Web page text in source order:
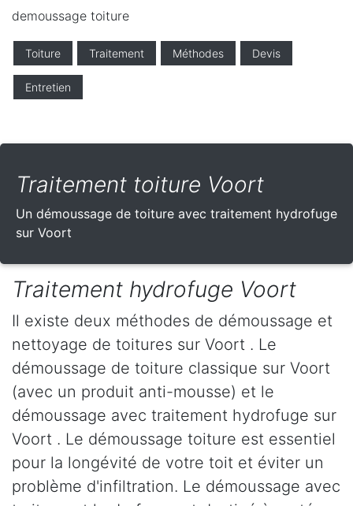
demoussage toiture
Toiture Traitement Méthodes Devis
Entretien
Traitement toiture Voort
Un démoussage de toiture avec traitement hydrofuge
sur Voort
Traitement hydrofuge Voort
Il existe deux méthodes de démoussage et
nettoyage de toitures sur Voort . Le
démoussage de toiture classique sur Voort
(avec un produit anti-mousse) et le
démoussage avec traitement hydrofuge sur
Voort . Le démoussage toiture est essentiel
pour la longévité de votre toit et éviter un
problème d'infiltration. Le démoussage avec